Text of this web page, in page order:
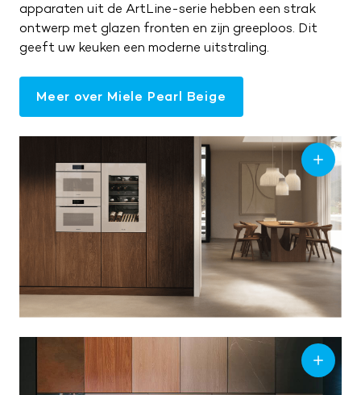
MA
09:00 – 17:00
DI
09:00 – 17:00
DO
09:00 – 17:00
09:00 – 21:00
ZA
09:00 – 17:00
ZO
Gesloten
apparaten uit de ArtLine-serie hebben een strak
ontwerp met glazen fronten en zijn greeploos. Dit
geeft uw keuken een moderne uitstraling.
Meer over Miele Pearl Beige